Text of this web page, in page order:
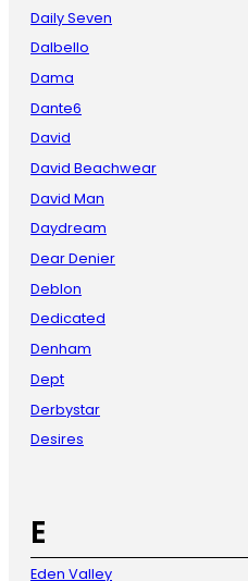
Daily Seven
Dalbello
Dama
Dante6
David
David Beachwear
David Man
Daydream
Dear Denier
Deblon
Dedicated
Denham
Dept
Derbystar
Desires
E
Eden Valley